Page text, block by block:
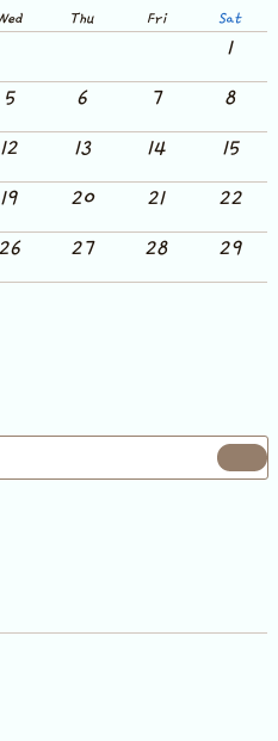
Thu Fri Sat
1
5 6 7
8
12 13 14
15
19 20 21
22
26 27 28
29